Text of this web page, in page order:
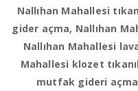
Nallıhan Mahallesi
gider açma, Nallıhan
Nallıhan Mahallesi
Mahallesi klozet
mutfak gideri